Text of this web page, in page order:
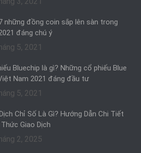
những đồng coin sắp lên sàn trong
đáng chú ý
5, 2021
Bluechip là gì? Những cổ phiếu Blue
Nam 2021 đáng đầu tư
5, 2021
Chỉ Số Là Gì? Hướng Dẫn Chi Tiết
Giao Dịch
2, 2025